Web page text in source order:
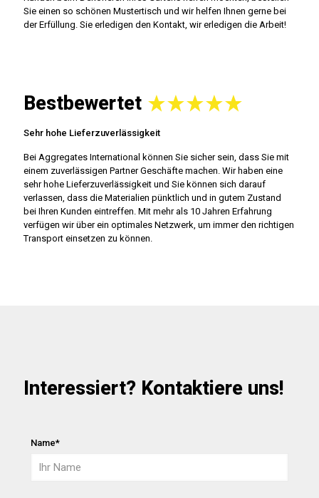
Sie einen so schönen Mustertisch und wir helfen Ihnen gerne bei
der Erfüllung. Sie erledigen den Kontakt, wir erledigen die Arbeit!
Bestbewertet
Sehr hohe Lieferzuverlässigkeit
Bei Aggregates International können Sie sicher sein, dass Sie mit
einem zuverlässigen Partner Geschäfte machen. Wir haben eine
sehr hohe Lieferzuverlässigkeit und Sie können sich darauf
verlassen, dass die Materialien pünktlich und in gutem Zustand
bei Ihren Kunden eintreffen. Mit mehr als 10 Jahren Erfahrung
verfügen wir über ein optimales Netzwerk, um immer den richtigen
Transport einsetzen zu können.
Interessiert? Kontaktiere uns!
Name*